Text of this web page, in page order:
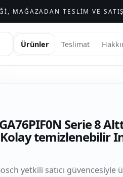
MAĞAZADAN TESLIM VE
Ürünler Teslimat
Serie 8
temizlenebilir
yetkili satıcı güvencesiyle